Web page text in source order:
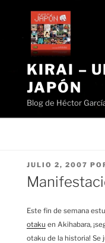
contenido
KIRAI –
JAPÓN
Blog de Héctor
PUBLICADO
EL
JULIO 2, 2007
Este fin de semana
otaku en Akihabara,
otaku de la historia! Se